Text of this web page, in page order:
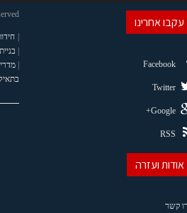
עקבו אחרינו
Facebook
Twitter
Google+
RSS
אודות ועזרה
קשר
|
|
|